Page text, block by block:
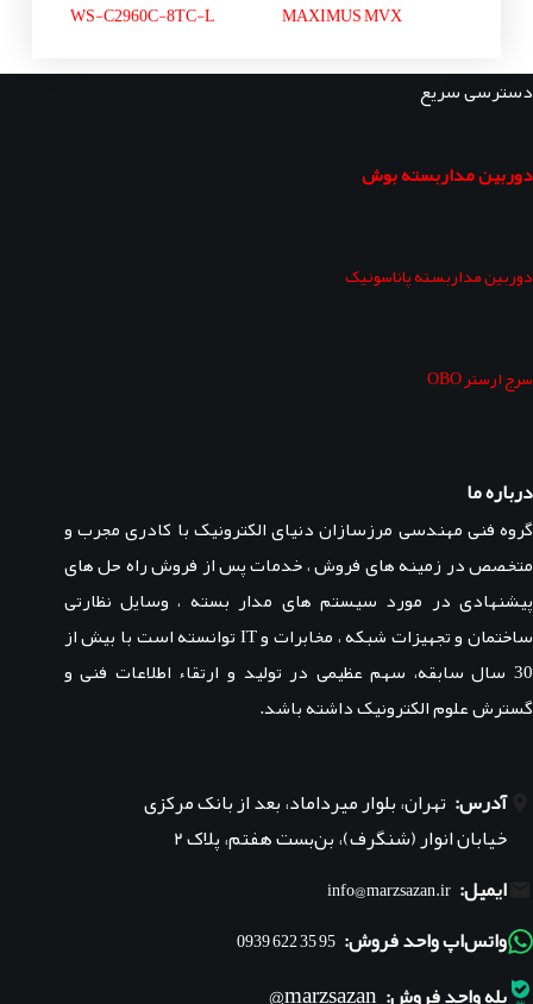
MAXIMUS MVX
WS-C2960C-8TC-L
دسترسی سریع
دوربین مداربسته بوش
دوربین مداربسته پاناسونیک
سرج ارستر OBO
درباره ما
گروه فنی مهندسی مرزسازان دنیای الکترونیک با کادری مجرب و
متخصص در زمینه های فروش ، خدمات پس از فروش راه حل های
پیشنهادی در مورد سیستم های مدار بسته ، وسایل نظارتی
ساختمان و تجهیزات شبکه ، مخابرات و IT توانسته است با بیش از
30 سال سابقه، سهم عظیمی در تولید و ارتقاء اطلاعات فنی و
گسترش علوم الکترونیک داشته باشد.
آدرس: تهران، بلوار میرداماد، بعد از بانک مرکزی
خیابان انوار (شنگرف)، بن‌بست هفتم، پلاک ۲
ایمیل: info@marzsazan.ir
واتس‌اپ واحد فروش: 95 35 622 0939